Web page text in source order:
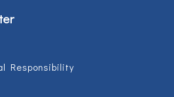
Responsibility